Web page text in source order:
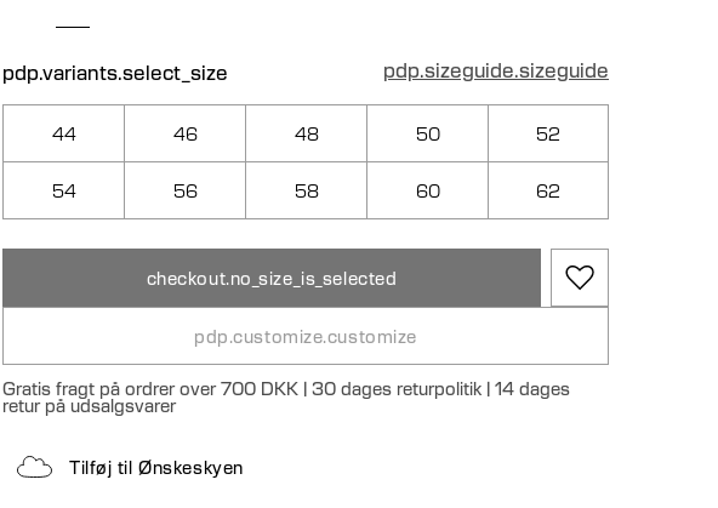
pdp.variants.select_size pdp.sizeguide.sizeguide
44 46 48 50 52
54 56 58 60 62
checkout.no_size_is_selected
pdp.customize.customize
Gratis fragt på ordrer over 700 DKK | 30 dages returpolitik | 14 dages
retur på udsalgsvarer
Tilføj til Ønskeskyen